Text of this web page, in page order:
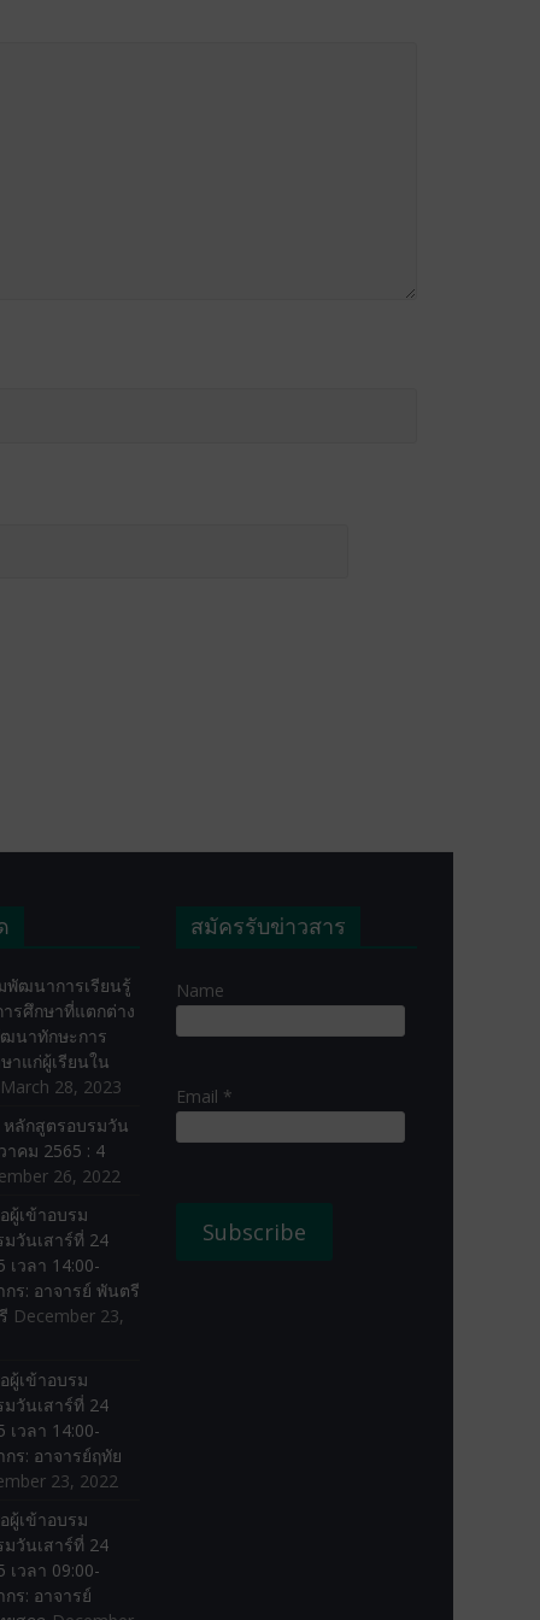
พัฒนาการเรียนรู้
รศึกษาที่แตกต่าง
นาทักษะการ
าแก่ผู้เรียนใน
March 28, 2023
หลักสูตรอบรมวัน
าคม 2565 : 4
26, 2022
ผู้เข้าอบรม
วันเสาร์ที่ 24
เวลา 14:00-
กร: อาจารย์ พันตรี
December 23,
ผู้เข้าอบรม
วันเสาร์ที่ 24
เวลา 14:00-
ร: อาจารย์ฤทัย
23, 2022
ผู้เข้าอบรม
วันเสาร์ที่ 24
เวลา 09:00-
ร: อาจารย์
สมัครรับข่าวสาร
Name
Email *